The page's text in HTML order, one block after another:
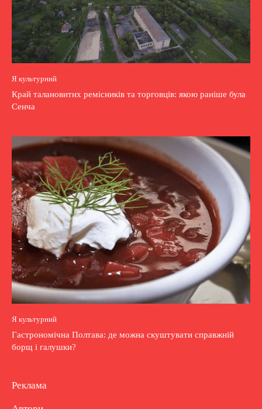
Я культурний
Край талановитих ремісників та торговців: якою раніше була
Сенча
Я культурний
Гастрономічна Полтава: де можна скуштувати справжній
борщ і галушки?
Реклама